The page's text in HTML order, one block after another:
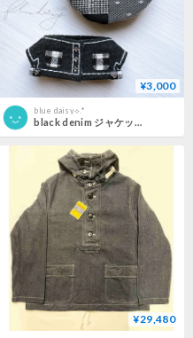
¥3,000
blue daisy⟡.*
black denim ジャケット・ベレー帽セット
¥29,480